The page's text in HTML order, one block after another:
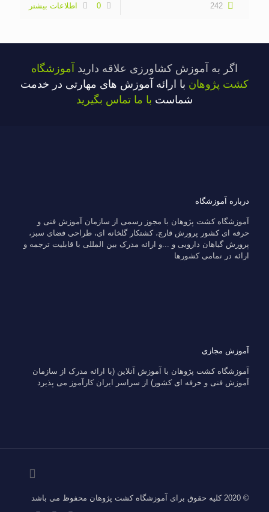
242
0 اطلاعات بیشتر
اگر به آموزش کشاورزی علاقه دارید آموزشگاه
کشت پژوهان با ارائه آموزش های مهارتی در خدمت
شماست با ما تماس بگیرید
درباره آموزشگاه
آموزشگاه کشت پژوهان با مجوز رسمی از سازمان آموزش فنی و
حرفه ای کشور پرورش قارچ، کشتکار گلخانه ای، طراحی فضای سبز،
پرورش گیاهان دارویی و ...و ارائه مدرک بین المللی با قابلیت ترجمه و
ارائه در تمامی کشورها
آموزش مجازی
آموزشگاه کشت پژوهان با آموزش آنلاین (با ارائه مدرک از سازمان
آموزش فنی و حرفه ای کشور) از سراسر ایران کارآموز می پذیرد
© 2020 کلیه حقوق برای آموزشگاه کشت پژوهان محفوظ می باشد